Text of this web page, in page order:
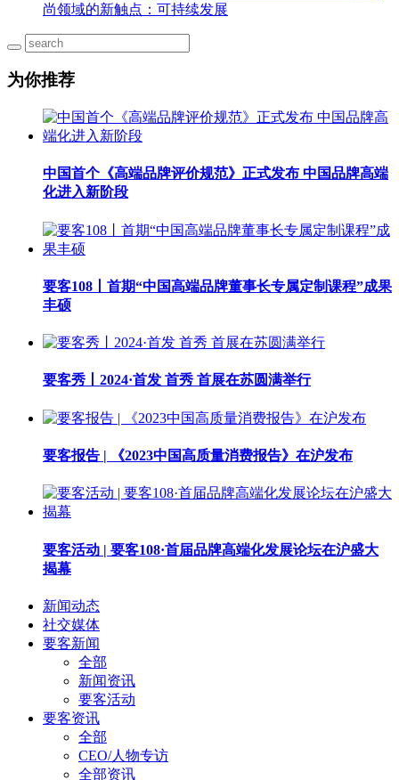
尚领域的新触点：可持续发展
为你推荐
中国首个《高端品牌评价规范》正式发布 中国品牌高端
化进入新阶段
要客108丨首期“中国高端品牌董事长专属定制课程”成果
丰硕
要客秀丨2024·首发 首秀 首展在苏圆满举行
要客报告 | 《2023中国高质量消费报告》在沪发布
要客活动 | 要客108·首届品牌高端化发展论坛在沪盛大
揭幕
新闻动态
社交媒体
要客新闻
全部
新闻资讯
要客活动
要客资讯
全部
CEO/人物专访
全部资讯